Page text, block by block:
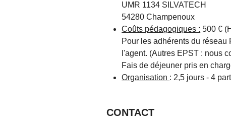
UMR 1134 SILVATECH
54280 Champenoux
Coûts pédagogiques : 500 €
Pour les adhérents du
l'agent. (Autres EPST : nous
Fais de déjeuner pris en
Organisation : 2,5 jours - 4
CONTACT